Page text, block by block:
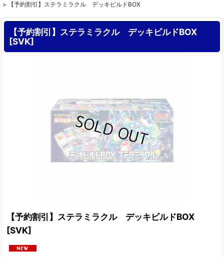
>
【予約割引】ステラミラクル デッキビルドBOX
【予約割引】ステラミラクル デッキビルドBOX
[SVK]
【予約割引】ステラミラクル デッキビルドBOX
[SVK]